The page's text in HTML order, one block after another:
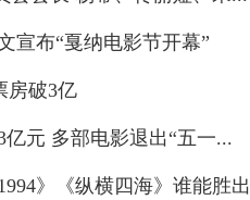
宣布“戛纳电影节开幕”
房破3亿
元 多部电影退出“五一...
》《纵横四海》谁能胜出